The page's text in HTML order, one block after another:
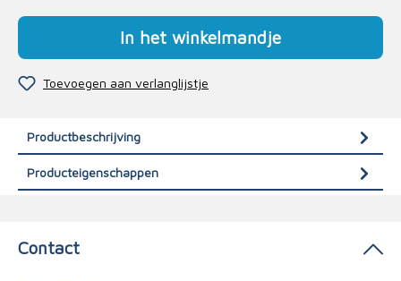
In het winkelmandje
Toevoegen aan verlanglijstje
Productbeschrijving
Producteigenschappen
Contact